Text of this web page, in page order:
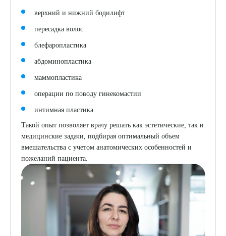
верхний и нижний бодилифт
пересадка волос
блефаропластика
абдоминопластика
маммопластика
операции по поводу гинекомастии
интимная пластика
Такой опыт позволяет врачу решать как эстетические, так и
медицинские задачи, подбирая оптимальный объем
вмешательства с учетом анатомических особенностей и
пожеланий пациента.